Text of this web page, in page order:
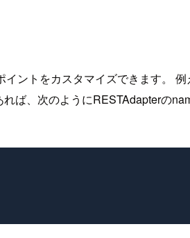
ントをカスタマイズできます。 例
れば、次のようにRESTAdapterの